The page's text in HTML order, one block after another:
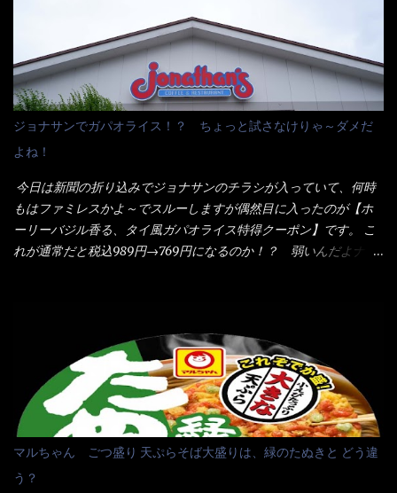
け、韮の葉の部分をドサッと乗せて調味油を入れて完成です。 ど
うでしょう？ 見た目 Goodデザイン賞じゃない！？ 笑 マルタ
イのHPを見ると・・・（引用） めんは、ノンフライ・ノンスチー
ム製法で仕上げた、生めんに近い風味のストレートめんです。 豚
の旨味に数種類の唐辛子、ニンニクを加えた辛さとコクが凝縮さ
れた醤油ベースのスープです。 調味油に赤ラー油とごま油を使用
することに風味と辛さを引き立たせています。 調味油をスープ
全体に馴染ませるために、箸で麺と具を持ち上げて・・・ ええや
ないかぁ～ モヤシが黒豆モヤシだから細身で熱を加えてもへた
りづらい！（緑豆モヤシだと太くて熱加えるとダラーっとなるん
だよ） それに細ストレート麺とモヤシが良いバランスで・・・
韮の緑と卵の黄色も相まって・・・映える...
ブン皿で焼いて、大凡の目安で小分けにしているようで、パック
をよーく見たら表面のチーズの乗り具合に結構な差が出てい
た・・・チーズに焦げ目が付いているのを、しっかり確認し買う
ことをオススメします。（取り分け量にも若干有り差がでてるだ
ろう） 早速タバスコを振りかけて食べてみると・・・結構美味し
いよ！ 久しぶりだな～ホワイトソースとマカロニの絡まった食
感・・・懐かしい～ 今回ダイソーのカレー用のスプーンを使って
みたら、これが凄くうまくすくえるんだよねぇ～（このスプーン
当たりだね） 今回新作のグラタンを頂きましたが、まずまずの美
味しさとダイソーのカレースプーンの。すくい上げ力の良さを再
度認識できました。
ジョナサンでガパオライス！？ ちょっと試さなけりゃ～ダメだ
よね！
今日は新聞の折り込みでジョナサンのチラシが入っていて、何時
もはファミレスかよ～でスルーしますが偶然目に入ったのが【ホ
ーリーバジル香る、タイ風ガパオライス特得クーポン】です。 こ
れが通常だと税込989円→769円になるのか！？ 弱いんだよナァ
に行っても同じメニュー同じ味のファミレスには行きません。 最
近は、ステーキガストに試しに行ったぐらいです。（肉が喰いた
くて） しかし最近のファミレスは合理化が進み、店員さんもフロ
ア担当は2人程度しか居ないんだよねぇ～ それに注文はタッチパ
ネル！！ 凄いよなぁ～ 20年位前は、フロア担当だけでも5人は
居たと思うけど・・・ 判らず店員さんを呼ぶピンポンを・・・ク
ーポンなんだけどと伝えると、丁寧にタッチパネルで～と教えて
くれたが、何故かタッチパネルがクーポンを受け付けない！！ 店
マルちゃん ごつ盛り 天ぷらそば大盛りは、緑のたぬきと どう違
う？